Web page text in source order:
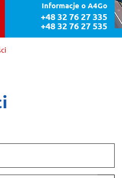
Informacje o A4Go
+48 32 76 27 335
+48 32 76 27 535